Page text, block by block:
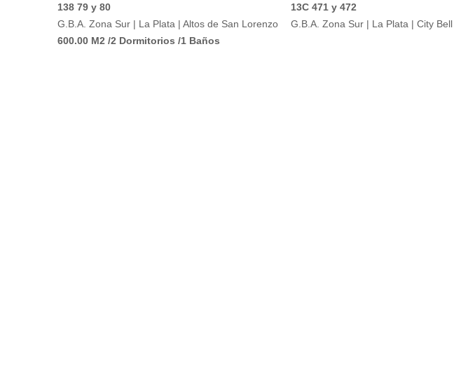
138 79 y 80
G.B.A. Zona Sur | La Plata | Altos de San Lorenzo
600.00 M2 /2 Dormitorios /1 Baños
13C 471 y 472
G.B.A. Zona Sur | La Plata | City Bell